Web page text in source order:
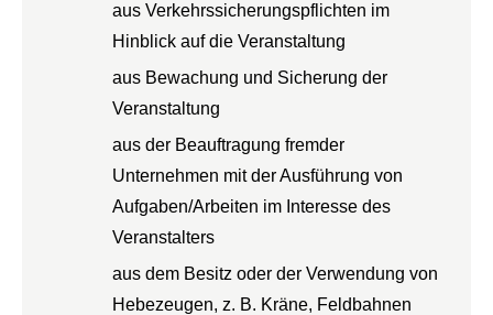
aus Verkehrssicherungspflichten im
Hinblick auf die Veranstaltung
aus Bewachung und Sicherung der
Veranstaltung
aus der Beauftragung fremder
Unternehmen mit der Ausführung von
Aufgaben/Arbeiten im Interesse des
Veranstalters
aus dem Besitz oder der Verwendung von
Hebezeugen, z. B. Kräne, Feldbahnen